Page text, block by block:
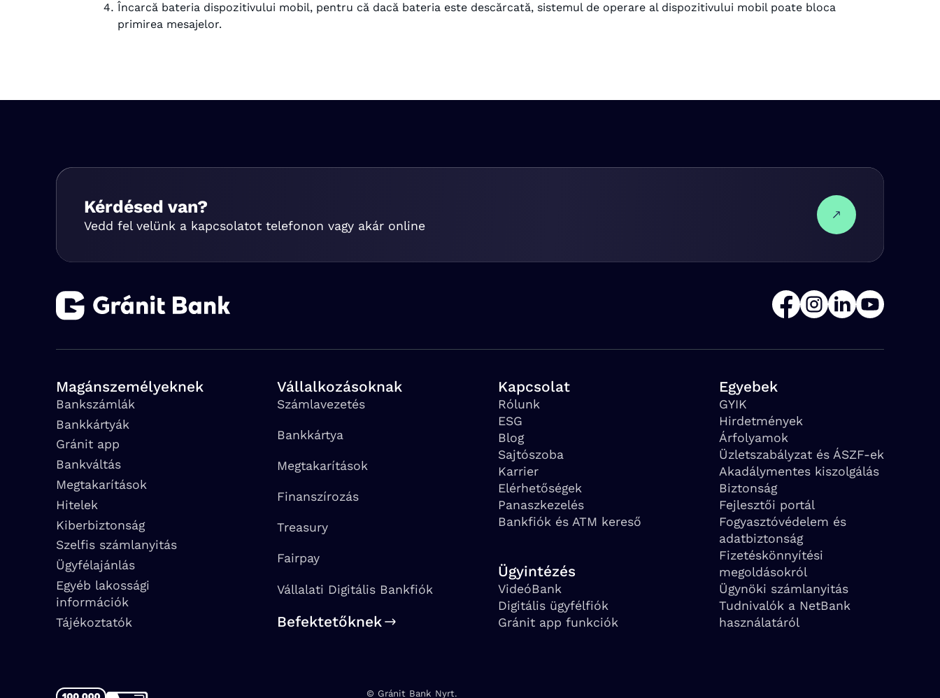
Încarcă bateria dispozitivului mobil, pentru că dacă bateria este descărcată, sistemul de operare al dispozitivului mobil poate bloca
primirea mesajelor.
Kérdésed van?
Vedd fel velünk a kapcsolatot telefonon vagy akár online
Magánszemélyeknek
Bankszámlák
Bankkártyák
Gránit app
Bankváltás
Megtakarítások
Hitelek
Kiberbiztonság
Szelfis számlanyitás
Ügyfélajánlás
Egyéb lakossági
információk
Tájékoztatók
Vállalkozásoknak
Számlavezetés
Bankkártya
Megtakarítások
Finanszírozás
Treasury
Fairpay
Vállalati Digitális Bankfiók
Befektetőknek
Kapcsolat
Rólunk
ESG
Blog
Sajtószoba
Karrier
Elérhetőségek
Panaszkezelés
Bankfiók és ATM kereső
Ügyintézés
VideóBank
Digitális ügyfélfiók
Gránit app funkciók
Egyebek
GYIK
Hirdetmények
Árfolyamok
Üzletszabályzat és ÁSZF-ek
Akadálymentes kiszolgálás
Biztonság
Fejlesztői portál
Fogyasztóvédelem és
adatbiztonság
Fizetéskönnyítési
megoldásokról
Ügynöki számlanyitás
Tudnivalók a NetBank
használatáról
© Gránit Bank Nyrt.